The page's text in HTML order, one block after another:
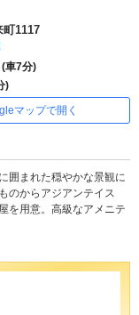
町1117
車7分)
)
マップで開く
囲まれた穏やかな景観に
のからアジアンテイス
を用意。高級なアメニテ